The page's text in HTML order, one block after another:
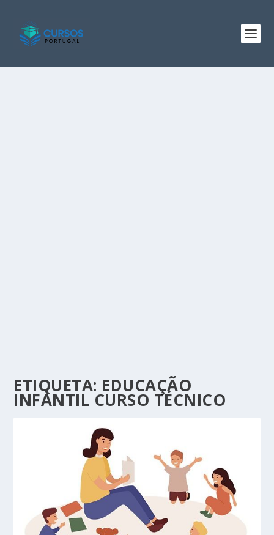
ETIQUETA: EDUCAÇÃO
INFANTIL CURSO TÉCNICO